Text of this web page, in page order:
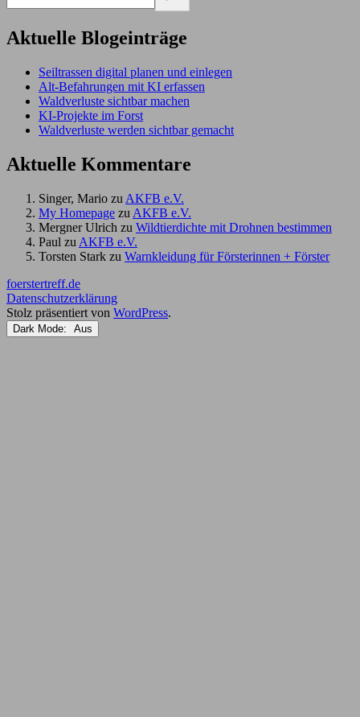
Aktuelle Blogeinträge
Seiltrassen digital planen und einlegen
Alt-Befahrungen mit KI erfassen
Waldverluste sichtbar machen
KI-Projekte im Forst
Waldverluste werden sichtbar gemacht
Aktuelle Kommentare
Singer, Mario zu AKFB e.V.
My Homepage zu AKFB e.V.
Mergner Ulrich zu Wildtierdichte mit Drohnen bestimmen
Paul zu AKFB e.V.
Torsten Stark zu Warnkleidung für Försterinnen + Förster
foerstertreff.de
Datenschutzerklärung
Stolz präsentiert von WordPress.
Dark Mode: